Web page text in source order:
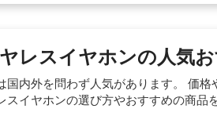
レスイヤホンの人気
内外を問わず人気があります。 価格
イヤホンの選び方やおすすめの商品